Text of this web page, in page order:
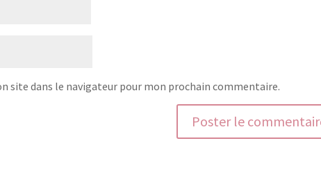
site dans le navigateur pour mon prochain commentaire.